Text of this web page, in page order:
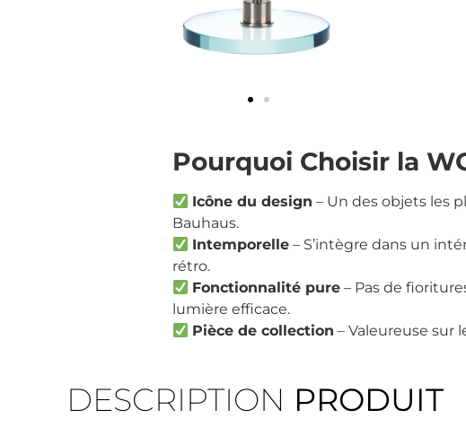
Pourquoi Choisir la
Icône du design – Un des objets les
Bauhaus.
Intemporelle – S’intègre dans un
rétro.
Fonctionnalité pure – Pas de
lumière efficace.
Pièce de collection – Valeureuse sur
DESCRIPTION PRODUIT